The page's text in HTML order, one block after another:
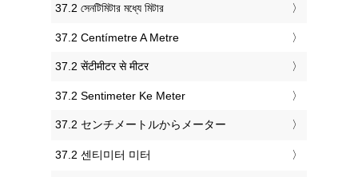
‎37.2 সেনটিমিটার মধ্যে মিটার
‎37.2 Centímetre A Metre
‎37.2 सेंटीमीटर से मीटर
‎37.2 Sentimeter Ke Meter
‎37.2 センチメートルからメーター
‎37.2 센티미터 미터